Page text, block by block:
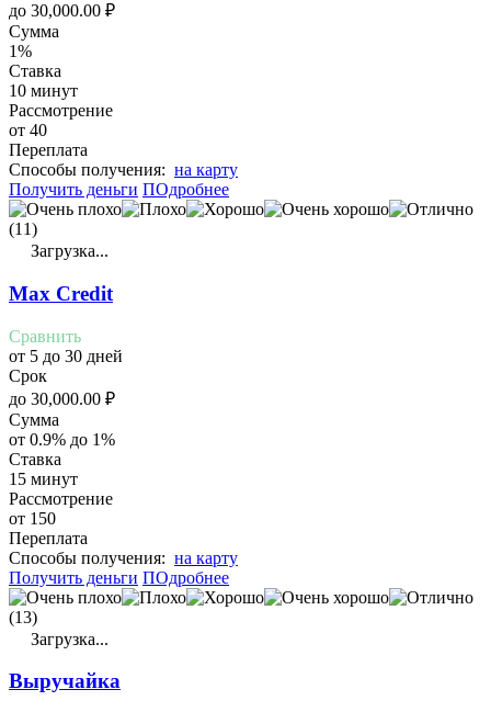
до 30,000.00 ₽
Сумма
1%
Ставка
10 минут
Рассмотрение
от 40
Переплата
Cпособы получения: на карту
Получить деньги ПОдробнее
(11)
Загрузка...
Max Credit
Сравнить
от 5 до 30 дней
Срок
до 30,000.00 ₽
Сумма
от 0.9% до 1%
Ставка
15 минут
Рассмотрение
от 150
Переплата
Cпособы получения: на карту
Получить деньги ПОдробнее
(13)
Загрузка...
Выручайка